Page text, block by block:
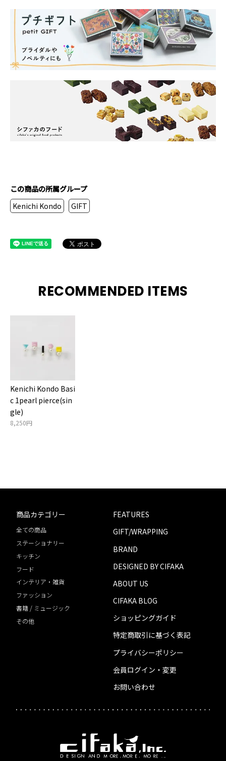
この商品の所属グループ
Kenichi Kondo
GIFT
RECOMMENDED ITEMS
Kenichi Kondo Basi
c 1pearl pierce(sin
gle)
8,250円
商品カテゴリー
全ての商品
ステーショナリー
キッチン
フード
インテリア・雑貨
ファッション
書籍 / ミュージック
その他
FEATURES
GIFT/WRAPPING
BRAND
DESIGNED BY CIFAKA
ABOUT US
CIFAKA BLOG
ショッピングガイド
特定商取引に基づく表記
プライバシーポリシー
会員ログイン・変更
お問い合わせ